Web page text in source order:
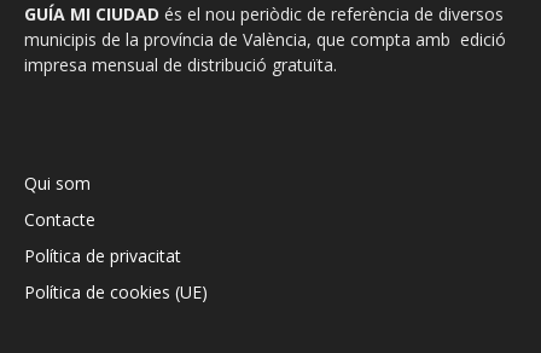
GUÍA MI CIUDAD és el nou periòdic de referència de diversos
municipis de la província de València, que compta amb edició
impresa mensual de distribució gratuïta.
Qui som
Contacte
Política de privacitat
Política de cookies (UE)